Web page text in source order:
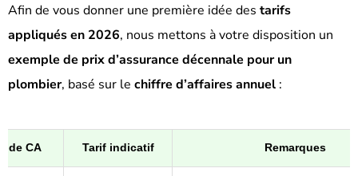
Afin de vous donner une première idée des tarifs
appliqués en 2026, nous mettons à votre disposition un
exemple de prix d’assurance décennale pour un
plombier, basé sur le chiffre d’affaires annuel :
de CA Tarif indicatif Remarques